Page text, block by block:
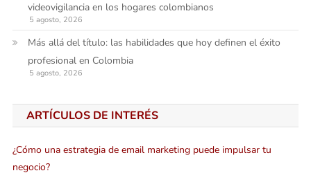
videovigilancia en los hogares colombianos
5 agosto, 2026
Más allá del título: las habilidades que hoy definen el éxito
profesional en Colombia
5 agosto, 2026
ARTÍCULOS DE INTERÉS
¿Cómo una estrategia de email marketing puede impulsar tu
negocio?